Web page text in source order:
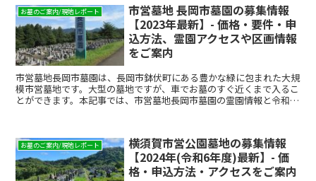
お墓のご案内/現地レポート
市営墓地 長岡市墓園の募集情報
【2023年最新】- 価格・要件・申
込方法、霊園アクセスや区画情報
をご案内
市営墓地長岡市墓園は、長岡市鉢伏町にある豊かな緑に包まれた大規
模市営墓地です。大型の墓地ですが、車でお墓のすぐ近くまで入るこ
とができます。本記事では、市営墓地長岡市墓園の霊園情報と令和４
お墓のご案内/現地レポート
横須賀市営公園墓地の募集情報
【2024年(令和6年度)最新】- 価
格・申込方法・アクセスをご案内